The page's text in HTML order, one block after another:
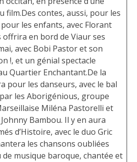
film.Des contes, aussi, pour les
les enfants, avec Florant
en bord de Viaur ses
avec Bobi Pastor et son
!, et un génial spectacle
Quartier Enchantant.De la
pour les danseurs, avec le bal
les Aborigénious, groupe
Miléna Pastorelli et
Bambou. Il y en aura
d’Histoire, avec le duo Gric
les chansons oubliées
de musique baroque, chantée et